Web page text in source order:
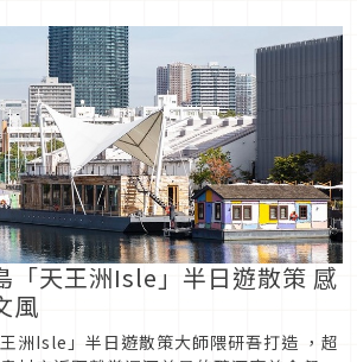
「天王洲Isle」半日遊散策 感
風
洲Isle」半日遊散策大師隈研吾打造 ，超